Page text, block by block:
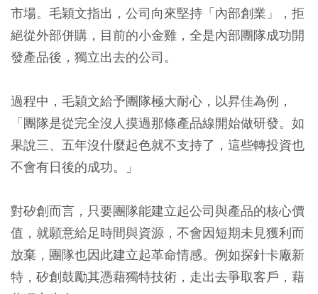
市場。毛穎文指出，公司向來堅持「內部創業」，拒
絕從外部併購，目前的小金雞，全是內部團隊成功開
發產品後，獨立出去的公司。
過程中，毛穎文給予團隊極大耐心，以昇佳為例，
「團隊是從完全沒人摸過那條產品線開始做研發。如
果說三、五年沒什麼起色就不支持了，這些轉投資也
不會有日後的成功。」
對矽創而言，只要團隊能建立起公司與產品的核心價
值，就願意給足時間與資源，不會因短期未見獲利而
放棄，團隊也因此建立起革命情感。例如探針卡廠新
特，矽創鼓勵其憑藉獨特技術，走出去爭取客戶，藉